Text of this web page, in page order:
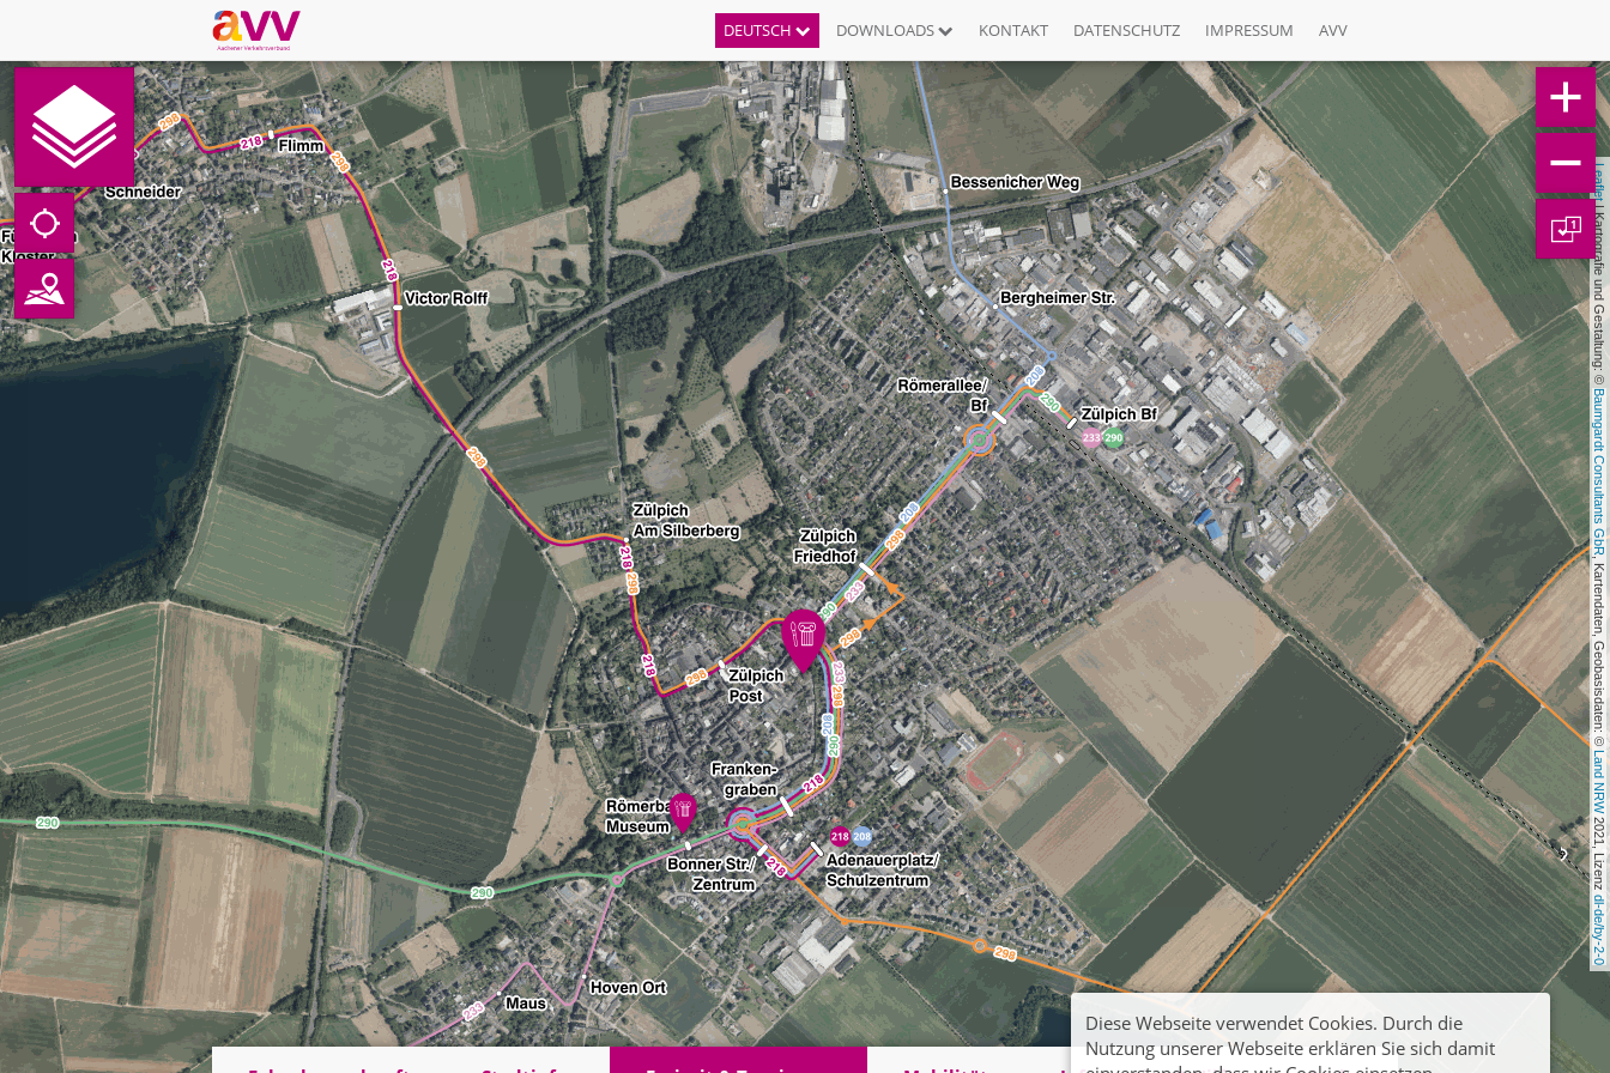
DEUTSCH DOWNLOADS KONTAKT DATENSCHUTZ IMPRESSUM AVV
Leaflet
| Kartografie und Gestaltung: ©
Baumgardt Consultants GbR
, Kartendaten, Geobasisdaten: ©
Land NRW
2021, Lizenz
dl-de/by-2-0
1
Diese Webseite verwendet Cookies. Durch die
Nutzung unserer Webseite erklären Sie sich damit